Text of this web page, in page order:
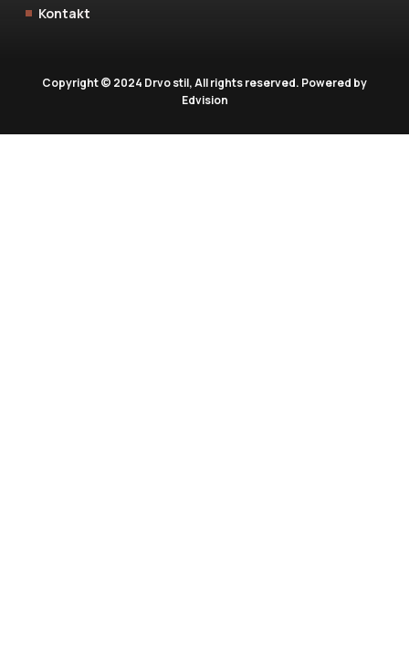
Kontakt
Copyright © 2024 Drvo stil, All rights reserved. Powered by
Edvision